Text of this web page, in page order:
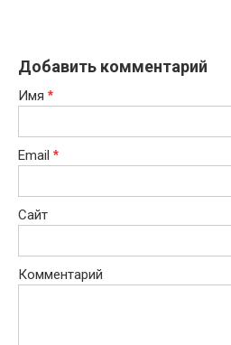
Добавить комментарий
Имя *
Email *
Сайт
Комментарий